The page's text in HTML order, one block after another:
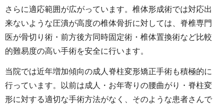
さらに適応範囲が広がっています。椎体形成術では対応出
来ないような圧潰が高度の椎体骨折に対しては、脊椎専門
医が骨切り術・前方後方同時固定術・椎体置換術など比較
的難易度の高い手術を安全に行います。
当院では近年増加傾向の成人脊柱変形矯正手術も積極的に
行っています。以前は成人・お年寄りの腰曲がり・脊柱変
形に対する適切な手術方法がなく、そのような患者さんで